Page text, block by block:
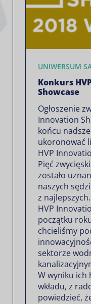
UNIWERSUM
Konkurs
Showcase
Ogłoszenie
Innovation
końcu
ukoronować
HVP
Pięć
zostało
naszych
z
HVP
początku
chcieliśmy
sektorze
W wyniku ich
wkładu, z
powiedzieć,